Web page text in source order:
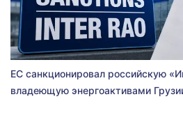
ЕС санкционировал российскую
владеющую энергоактивами